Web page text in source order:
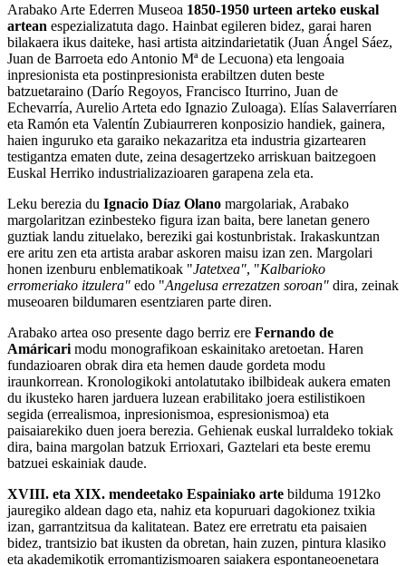
Arabako Arte Ederren Museoa 1850-1950 urteen arteko euskal
artean espezializatuta dago. Hainbat egileren bidez, garai haren
bilakaera ikus daiteke, hasi artista aitzindarietatik (Juan Ángel Sáez,
Juan de Barroeta edo Antonio Mª de Lecuona) eta lengoaia
inpresionista eta postinpresionista erabiltzen duten beste
batzuetaraino (Darío Regoyos, Francisco Iturrino, Juan de
Echevarría, Aurelio Arteta edo Ignazio Zuloaga). Elías Salaverríaren
eta Ramón eta Valentín Zubiaurreren konposizio handiek, gainera,
haien inguruko eta garaiko nekazaritza eta industria gizartearen
testigantza ematen dute, zeina desagertzeko arriskuan baitzegoen
Euskal Herriko industrializazioaren garapena zela eta.
Leku berezia du Ignacio Díaz Olano margolariak, Arabako
margolaritzan ezinbesteko figura izan baita, bere lanetan genero
guztiak landu zituelako, bereziki gai kostunbristak. Irakaskuntzan
ere aritu zen eta artista arabar askoren maisu izan zen. Margolari
honen izenburu enblematikoak "Jatetxea", "Kalbarioko
erromeriako itzulera" edo "Angelusa errezatzen soroan" dira, zeinak
museoaren bildumaren esentziaren parte diren.
Arabako artea oso presente dago berriz ere Fernando de
Amáricari modu monografikoan eskainitako aretoetan. Haren
fundazioaren obrak dira eta hemen daude gordeta modu
iraunkorrean. Kronologikoki antolatutako ibilbideak aukera ematen
du ikusteko haren jarduera luzean erabilitako joera estilistikoen
segida (errealismoa, inpresionismoa, espresionismoa) eta
paisaiarekiko duen joera berezia. Gehienak euskal lurraldeko tokiak
dira, baina margolan batzuk Errioxari, Gaztelari eta beste eremu
batzuei eskainiak daude.
XVIII. eta XIX. mendeetako Espainiako arte bilduma 1912ko
jauregiko aldean dago eta, nahiz eta kopuruari dagokionez txikia
izan, garrantzitsua da kalitatean. Batez ere erretratu eta paisaien
bidez, trantsizio bat ikusten da obretan, hain zuzen, pintura klasiko
eta akademikotik erromantizismoaren saiakera espontaneoenetara